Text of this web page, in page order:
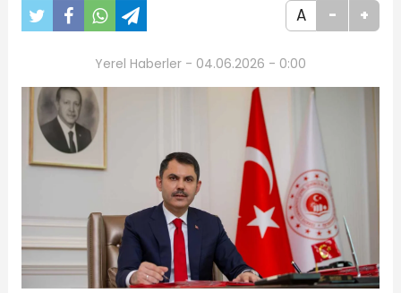
A - +
Yerel Haberler - 04.06.2026 - 0:00